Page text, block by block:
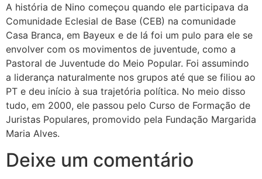
A história de Nino começou quando ele participava da
Comunidade Eclesial de Base (CEB) na comunidade
Casa Branca, em Bayeux e de lá foi um pulo para ele se
envolver com os movimentos de juventude, como a
Pastoral de Juventude do Meio Popular. Foi assumindo
a liderança naturalmente nos grupos até que se filiou ao
PT e deu início à sua trajetória política. No meio disso
tudo, em 2000, ele passou pelo Curso de Formação de
Juristas Populares, promovido pela Fundação Margarida
Maria Alves.
Deixe um comentário